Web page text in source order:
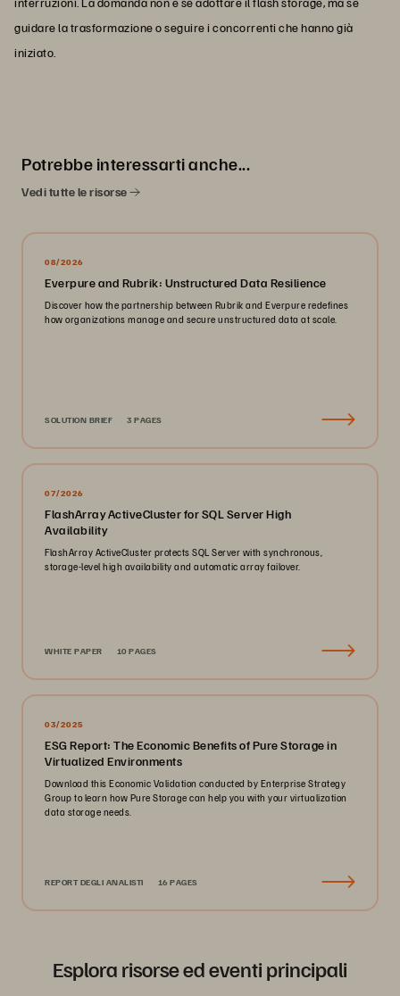
guidare la trasformazione o seguire i concorrenti che hanno già
iniziato.
Potrebbe interessarti anche...
Vedi tutte le risorse
08/2026
Everpure and Rubrik: Unstructured Data Resilience
Discover how the partnership between Rubrik and Everpure redefines
how organizations manage and secure unstructured data at scale.
SOLUTION BRIEF 3 PAGES
07/2026
FlashArray ActiveCluster for SQL Server High
Availability
FlashArray ActiveCluster protects SQL Server with synchronous,
storage-level high availability and automatic array failover.
WHITE PAPER 10 PAGES
03/2025
ESG Report: The Economic Benefits of Pure Storage in
Virtualized Environments
Download this Economic Validation conducted by Enterprise Strategy
Group to learn how Pure Storage can help you with your virtualization
data storage needs.
REPORT DEGLI ANALISTI 16 PAGES
Esplora risorse ed eventi principali